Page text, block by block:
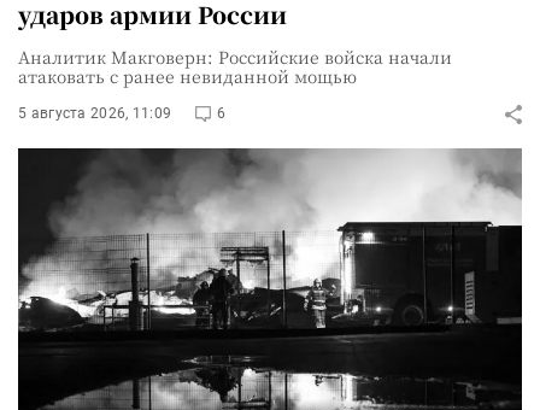
ударов армии России
Аналитик Макговерн: Российские войска начали
атаковать с ранее невиданной мощью
5 августа 2026, 11:09 6